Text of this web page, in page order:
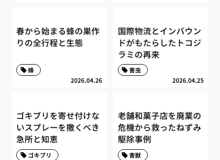
春から始まる蜂の巣作
りの全行程と生態
2026.04.26
蜂
国際物流とインバウン
ドがもたらしたトコジ
ラミの再来
2026.04.25
害虫
ゴキブリを寄せ付けな
いスプレーを撒くべき
急所と知恵
ゴキブリ
老舗和菓子店を廃業の
危機から救ったねずみ
駆除事例
害獣